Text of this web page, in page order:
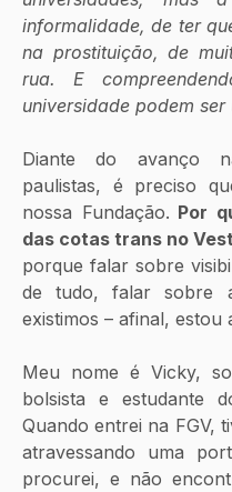
informalidade, de ter
na prostituição, de
rua. E
universidade podem
Diante do avanço
paulistas, é preciso
nossa Fundação. Por
das cotas trans no
porque falar sobre
de tudo, falar sobre
existimos – afinal, estou
Meu nome é Vicky,
bolsista e estudante
Quando entrei na FGV,
atravessando uma
procurei, e não